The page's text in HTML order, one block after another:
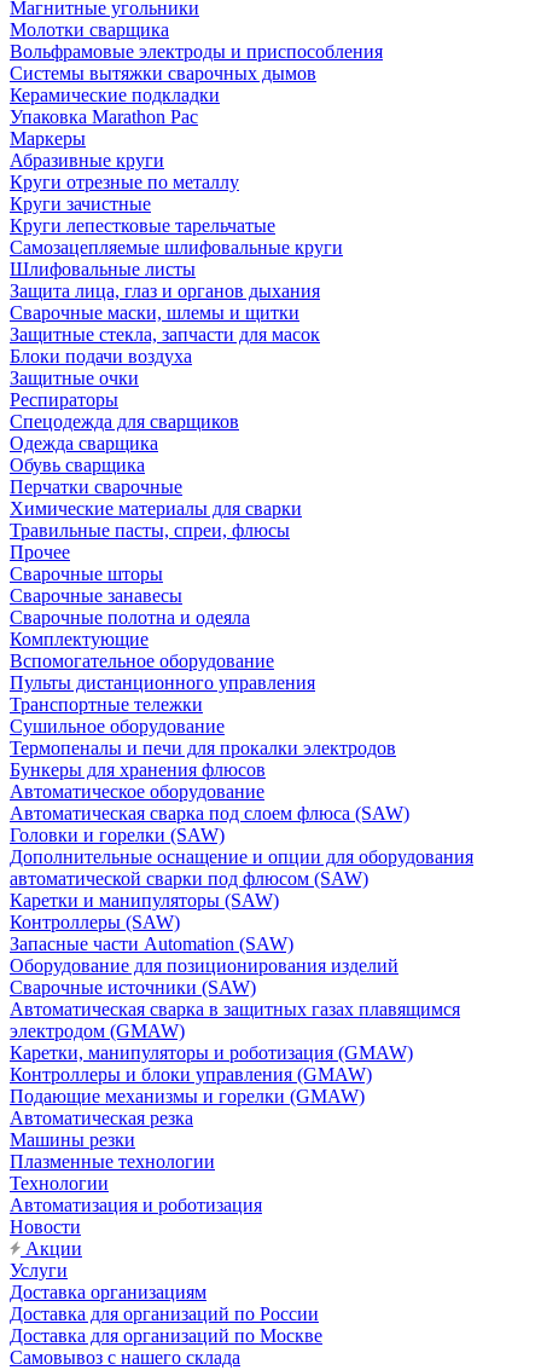
Магнитные угольники
Молотки сварщика
Вольфрамовые электроды и приспособления
Системы вытяжки сварочных дымов
Керамические подкладки
Упаковка Marathon Pac
Маркеры
Абразивные круги
Круги отрезные по металлу
Круги зачистные
Круги лепестковые тарельчатые
Самозацепляемые шлифовальные круги
Шлифовальные листы
Защита лица, глаз и органов дыхания
Сварочные маски, шлемы и щитки
Защитные стекла, запчасти для масок
Блоки подачи воздуха
Защитные очки
Респираторы
Спецодежда для сварщиков
Одежда сварщика
Обувь сварщика
Перчатки сварочные
Химические материалы для сварки
Травильные пасты, спреи, флюсы
Прочее
Сварочные шторы
Сварочные занавесы
Сварочные полотна и одеяла
Комплектующие
Вспомогательное оборудование
Пульты дистанционного управления
Транспортные тележки
Сушильное оборудование
Термопеналы и печи для прокалки электродов
Бункеры для хранения флюсов
Автоматическое оборудование
Автоматическая сварка под слоем флюса (SAW)
Головки и горелки (SAW)
Дополнительные оснащение и опции для оборудования
автоматической сварки под флюсом (SAW)
Каретки и манипуляторы (SAW)
Контроллеры (SAW)
Запасные части Automation (SAW)
Оборудование для позиционирования изделий
Сварочные источники (SAW)
Автоматическая сварка в защитных газах плавящимся
электродом (GMAW)
Каретки, манипуляторы и роботизация (GMAW)
Контроллеры и блоки управления (GMAW)
Подающие механизмы и горелки (GMAW)
Автоматическая резка
Машины резки
Плазменные технологии
Технологии
Автоматизация и роботизация
Новости
Акции
Услуги
Доставка организациям
Доставка для организаций по России
Доставка для организаций по Москве
Самовывоз с нашего склада